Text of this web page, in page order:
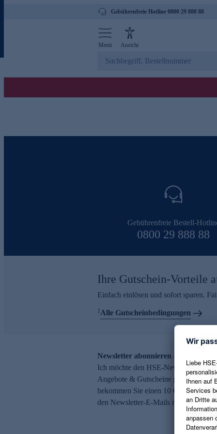
Gebührenfreie Hotline 0800 29 888 88
Menü Ansicht
Gebührenfreie Bestell-
0800 29 888 88
Ihre Gutschein-Vorteile
Einfach einlösen und sofort sparen.
1Alle Gutscheinbedingungen
Newsletter abonnieren – 10 €
Ich möchte den HSE-Newsletter
Angebote & Gutscheine per E-Mail
bekommen Sie einen 10 € Gutschein.
den Newsletter-E-Mails möglich.